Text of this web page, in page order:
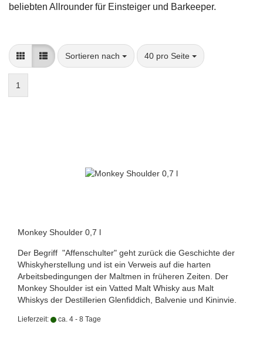
beliebten Allrounder für Einsteiger und Barkeeper.
Sortieren nach
Sortieren nach 40 pro Seite
pro Seite
1
Monkey Shoulder 0,7 l
Der Begriff "Affenschulter" geht zurück die Geschichte der
Whiskyherstellung und ist ein Verweis auf die harten
Arbeitsbedingungen der Maltmen in früheren Zeiten. Der
Monkey Shoulder ist ein Vatted Malt Whisky aus Malt
Whiskys der Destillerien Glenfiddich, Balvenie und Kininvie.
Lieferzeit: ca. 4 - 8 Tage